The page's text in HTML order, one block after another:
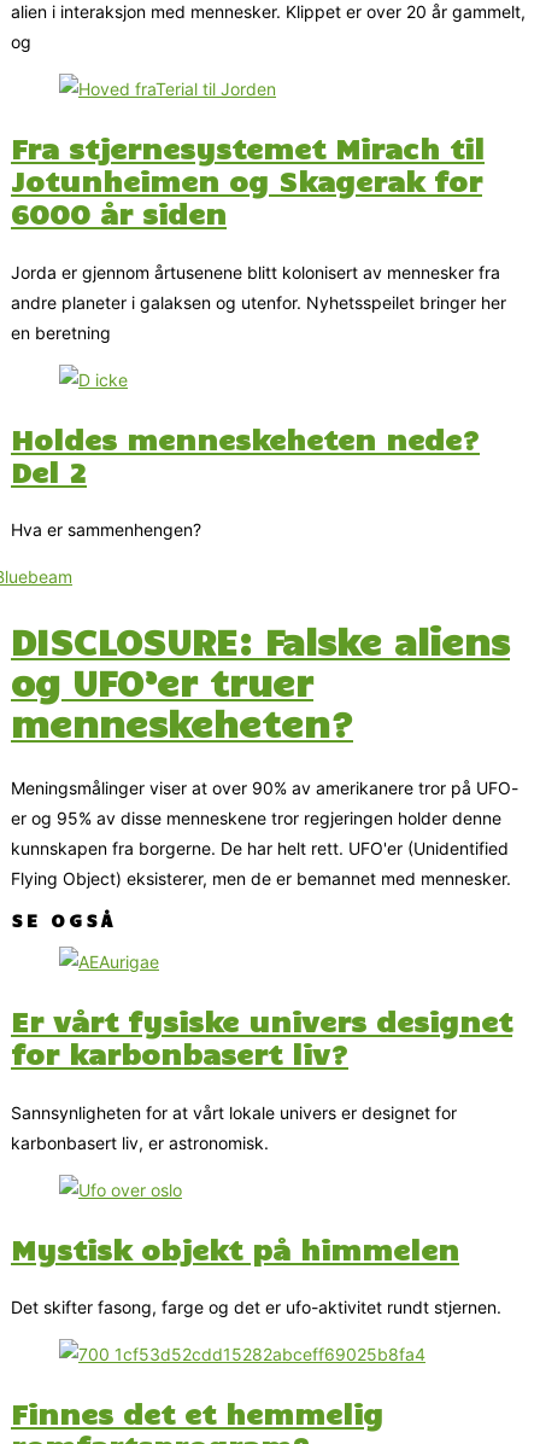
alien i interaksjon med mennesker. Klippet er over 20 år gammelt,
og
Fra stjernesystemet Mirach til
Jotunheimen og Skagerak for
6000 år siden
Jorda er gjennom årtusenene blitt kolonisert av mennesker fra
andre planeter i galaksen og utenfor. Nyhetsspeilet bringer her
en beretning
Holdes menneskeheten nede?
Del 2
Hva er sammenhengen?
DISCLOSURE: Falske aliens
og UFO’er truer
menneskeheten?
Meningsmålinger viser at over 90% av amerikanere tror på UFO-
er og 95% av disse menneskene tror regjeringen holder denne
kunnskapen fra borgerne. De har helt rett. UFO'er (Unidentified
Flying Object) eksisterer, men de er bemannet med mennesker.
SE OGSÅ
Er vårt fysiske univers designet
for karbonbasert liv?
Sannsynligheten for at vårt lokale univers er designet for
karbonbasert liv, er astronomisk.
Mystisk objekt på himmelen
Det skifter fasong, farge og det er ufo-aktivitet rundt stjernen.
Finnes det et hemmelig